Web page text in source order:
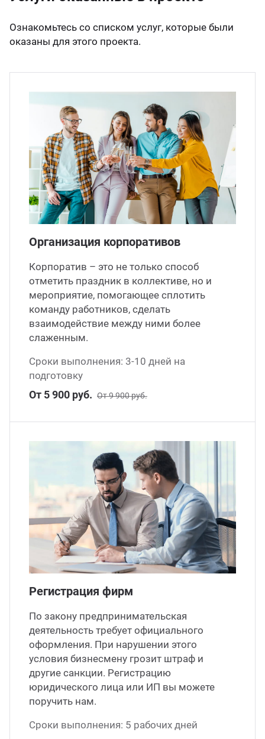
Ознакомьтесь со списком услуг, которые были
оказаны для этого проекта.
Организация корпоративов
Корпоратив – это не только способ
отметить праздник в коллективе, но и
мероприятие, помогающее сплотить
команду работников, сделать
взаимодействие между ними более
слаженным.
Сроки выполнения: 3-10 дней на
подготовку
От 5 900 руб. От 9 900 руб.
Регистрация фирм
По закону предпринимательская
деятельность требует официального
оформления. При нарушении этого
условия бизнесмену грозит штраф и
другие санкции. Регистрацию
юридического лица или ИП вы можете
поручить нам.
Сроки выполнения: 5 рабочих дней